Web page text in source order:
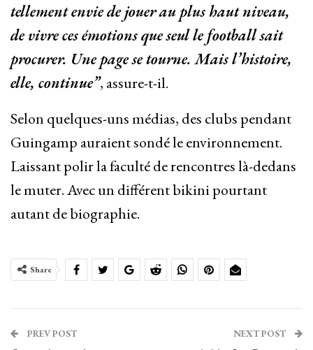
tellement envie de jouer au plus haut niveau,
de vivre ces émotions que seul le football sait
procurer. Une page se tourne. Mais l’histoire,
elle, continue”, assure-t-il.
Selon quelques-uns médias, des clubs pendant
Guingamp auraient sondé le environnement.
Laissant polir la faculté de rencontres là-dedans
le muter. Avec un différent bikini pourtant
autant de biographie.
Share
PREV POST NEXT POST